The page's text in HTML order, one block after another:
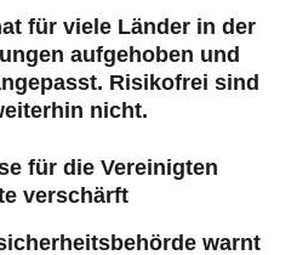
für viele Länder in der
aufgehoben und
Risikofrei sind
nicht.
für die Vereinigten
verschärft
warnt